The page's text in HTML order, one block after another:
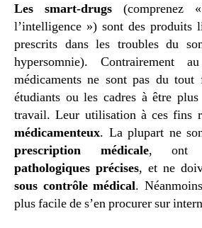
Les smart-drugs (comprenez
l’intelligence ») sont des produits
prescrits dans les troubles du
hypersomnie). Contrairement
médicaments ne sont pas du
étudiants ou les cadres à être
travail. Leur utilisation à ces fins
médicamenteux. La plupart ne
prescription médicale, ont
pathologiques précises, et ne
sous contrôle médical.
plus facile de s’en procurer sur